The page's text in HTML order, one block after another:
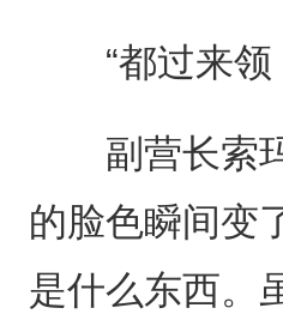
“都过来领
副营长索玛
的脸色瞬间变
是什么东西。